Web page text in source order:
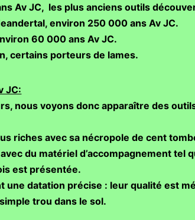
Av JC, les plus anciens outils
environ 250 000 ans Av JC.
60 000 ans Av JC.
certains porteurs de lames.
JC:
nous voyons donc apparaître des
riches avec sa nécropole de cent
du matériel d’accompagnement tel
est présentée.
datation précise : leur qualité est
trou dans le sol.